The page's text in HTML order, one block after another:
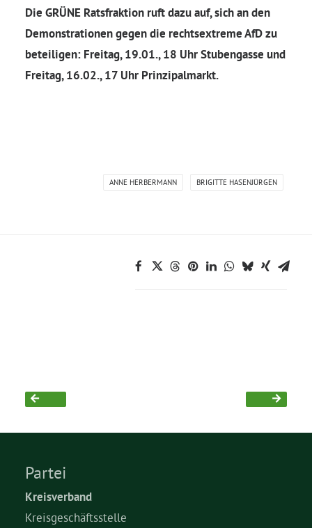
Die GRÜNE Ratsfraktion ruft dazu auf, sich an den
Demonstrationen gegen die rechtsextreme AfD zu
beteiligen: Freitag, 19.01., 18 Uhr Stubengasse und
Freitag, 16.02., 17 Uhr Prinzipalmarkt.
ANNE HERBERMANN BRIGITTE HASENJÜRGEN
Partei
Kreisverband
Kreisgeschäftsstelle